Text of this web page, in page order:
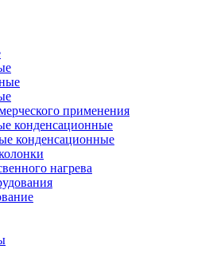
применения
конденсационные
конденсационные
нагрева